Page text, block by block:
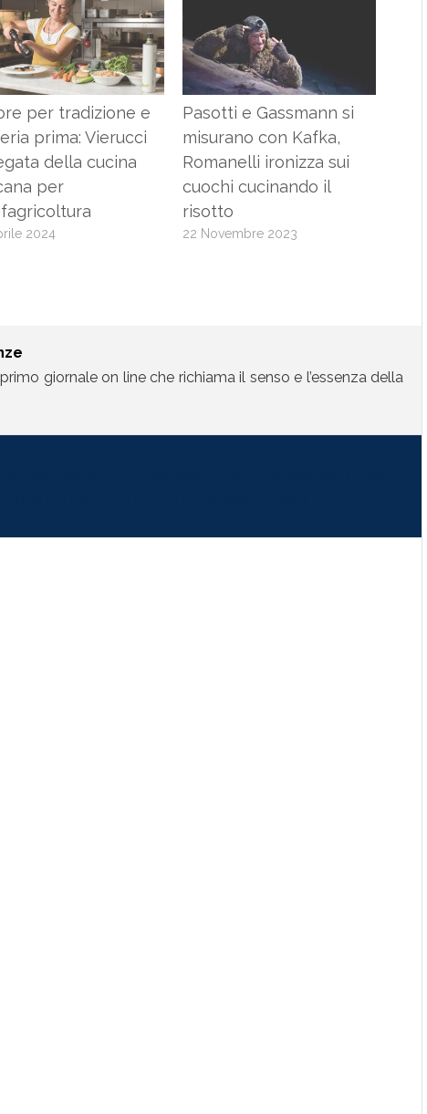
per tradizione e
prima: Vierucci
della cucina
per
2024
Pasotti e Gassmann si
misurano con Kafka,
Romanelli ironizza sui
cuochi cucinando il
risotto
22 Novembre 2023
giornale on line che richiama il senso e l’essenza della